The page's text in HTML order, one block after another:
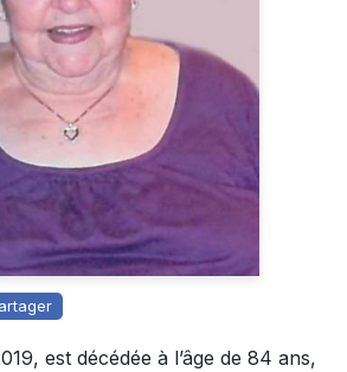
est décédée à l’âge de 84 ans,